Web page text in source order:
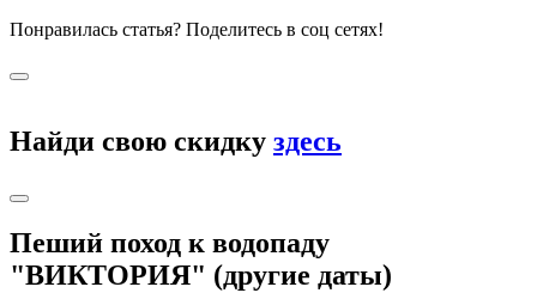
Понравилась статья? Поделитесь в соц сетях!
Найди свою скидку здесь
Пеший поход к водопаду
"ВИКТОРИЯ" (другие даты)